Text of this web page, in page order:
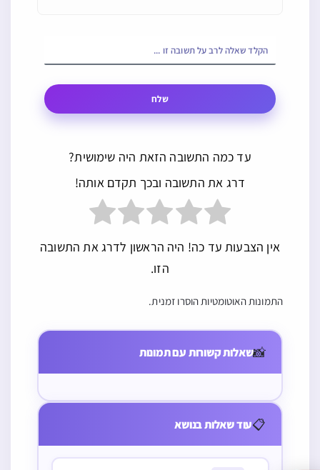
שלח
עד כמה התשובה הזאת היה שימושית?
דרג את התשובה ובכך תקדם אותה!
אין הצבעות עד כה! היה הראשון לדרג את התשובה
הזו.
התמונות האוטומטיות הוסרו זמנית.
📸שאלות קשורות עם תמונות
מאכל עם או בלי
או על גבי תבנית
המונחת ע”ג
הפלטה או
📋עוד שאלות בנושא